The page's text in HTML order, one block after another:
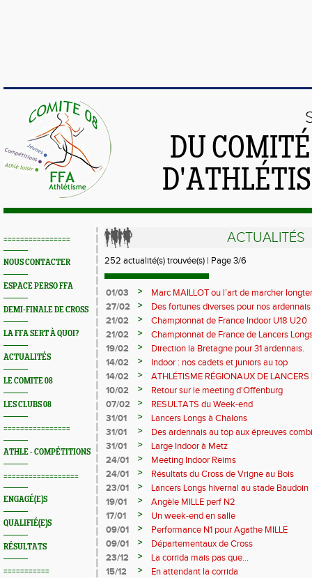
DU
================
NOUS CONTACTER
ESPACE PERSO FFA
DEMI-FINALE DE CROSS
LA FFA SERT À QUOI?
ACTUALITÉS
LE COMITE 08
LES CLUBS 08
================
ATHLE - COMPÉTITIONS
==================
ENGAGÉ(E)S
QUALIFIÉ(E)S
RÉSULTATS
===========
ACTUALITÉS
252 actualité(s) trouvée(s) | Page 3/6
01/03 >
Marc MAILLOT ou l’art de marcher
27/02
>
Des fortunes diverses pour nos
21/02
>
Championnat de France Indoor U18 U20
21/02
>
Championnat de France de Lancers
19/02
>
Direction la Bretagne pour 31 ardennais.
14/02
>
Indoor : nos cadets et juniors au top
14/02
>
ATHLÉTISME RÉGIONAUX DE
Marjorie Leclerc
10/02 >
Retour sur le meeting d'Offenburg
07/02
>
RESULTATS du Week-end
31/01
>
Lancers Longs à Chalons
31/01
>
Des ardennais au top aux épreuves
31/01
>
Large Indoor à Metz
24/01
>
Meeting Indoor Reims
24/01
>
Résultats du Cross de Vrigne au Bois
23/01
>
Lancers Longs hivernal au stade Baudoin
19/01
>
Angèle MILLE perf N2
17/01
>
Un week-end en salle
09/01
>
Performance N1 pour Agathe MILLE
09/01
>
Départementaux de Cross
23/12
>
La corrida mais pas que…
15/12
>
En attendant la corrida